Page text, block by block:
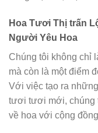
Hoa Tươi Thị trấn
Người Yêu Hoa
Chúng tôi không chỉ
mà còn là một điểm
Với việc tạo ra
tươi tươi mới, chúng
về hoa với cộng